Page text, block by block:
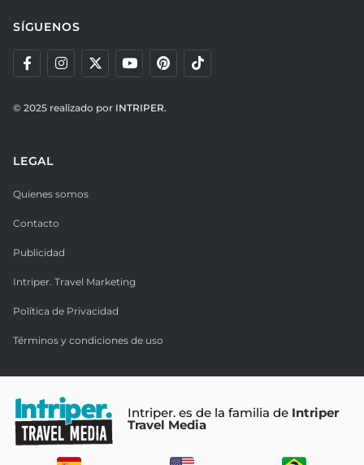
SÍGUENOS
© 2025 realizado por INTRIPER.
LEGAL
Quienes somos
Contacto
Publicidad
Intriper. Travel Marketing
Política de Privacidad
Términos y condiciones de uso
Intriper. es de la familia de Intriper
Travel Media